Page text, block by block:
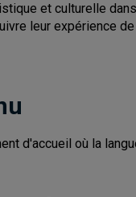
et culturelle
leur expérience
d'accueil où la